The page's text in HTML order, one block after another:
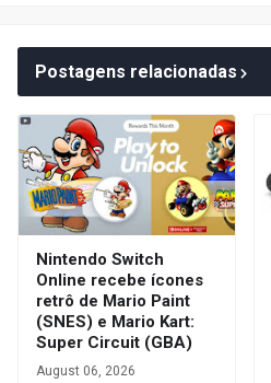
Postagens relacionadas
Nintendo Switch
Online recebe ícones
retrô de Mario Paint
(SNES) e Mario Kart:
Super Circuit (GBA)
August 06, 2026